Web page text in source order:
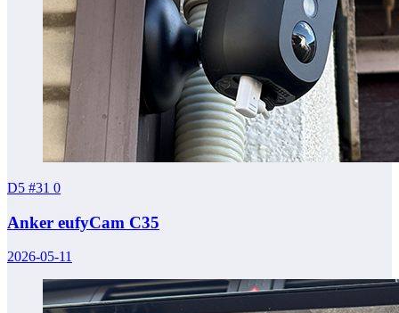
D5 #31 0
Anker eufyCam C35
2026-05-11